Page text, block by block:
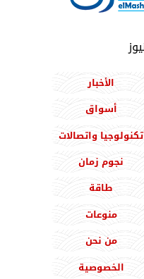
الأخبار
أسواق
تكنولوجيا واتصالات
نجوم زمان
طاقة
منوعات
من نحن
الخصوصية